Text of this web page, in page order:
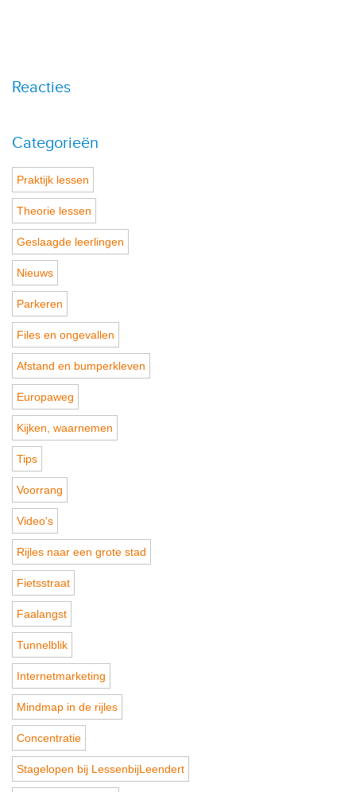
Reacties
Categorieën
Praktijk lessen
Theorie lessen
Geslaagde leerlingen
Nieuws
Parkeren
Files en ongevallen
Afstand en bumperkleven
Europaweg
Kijken, waarnemen
Tips
Voorrang
Video's
Rijles naar een grote stad
Fietsstraat
Faalangst
Tunnelblik
Internetmarketing
Mindmap in de rijles
Concentratie
Stagelopen bij LessenbijLeendert